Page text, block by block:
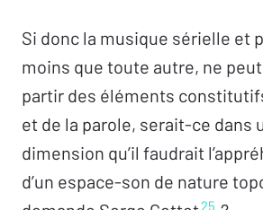
Si donc la musique sérielle et
moins que toute autre, ne
partir des éléments
et de la parole, serait-ce dans
dimension qu’il faudrait
d’un espace-son de nature
25